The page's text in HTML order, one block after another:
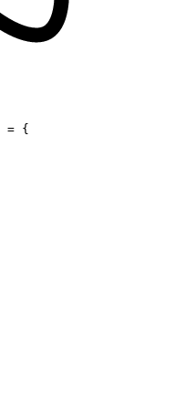
= {